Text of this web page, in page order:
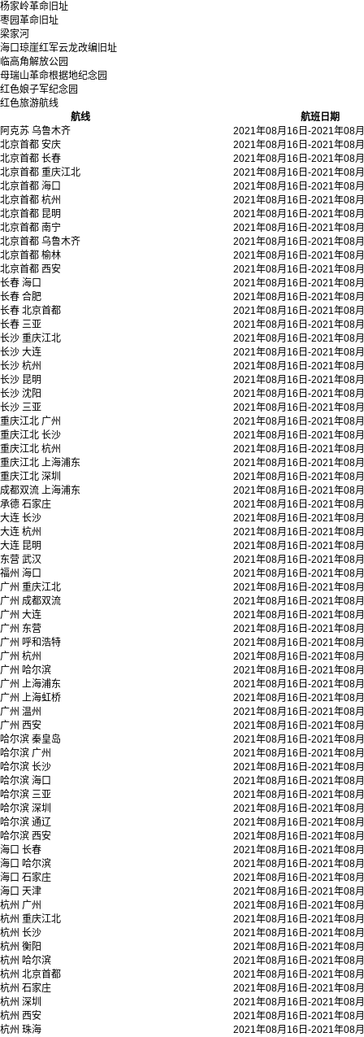
杨家岭革命旧址
枣园革命旧址
梁家河
海口琼崖红军云龙改编旧址
临高角解放公园
母瑞山革命根据地纪念园
红色娘子军纪念园
红色旅游航线
航线
航班日期
阿克苏 乌鲁木齐
2021年08月16日-2021年08
北京首都 安庆
2021年08月16日-2021年08
北京首都 长春
2021年08月16日-2021年08
北京首都 重庆江北
2021年08月16日-2021年08
北京首都 海口
2021年08月16日-2021年08
北京首都 杭州
2021年08月16日-2021年08
北京首都 昆明
2021年08月16日-2021年08
北京首都 南宁
2021年08月16日-2021年08
北京首都 乌鲁木齐
2021年08月16日-2021年08
北京首都 榆林
2021年08月16日-2021年08
北京首都 西安
2021年08月16日-2021年08
长春 海口
2021年08月16日-2021年08
长春 合肥
2021年08月16日-2021年08
长春 北京首都
2021年08月16日-2021年08
长春 三亚
2021年08月16日-2021年08
长沙 重庆江北
2021年08月16日-2021年08
长沙 大连
2021年08月16日-2021年08
长沙 杭州
2021年08月16日-2021年08
长沙 昆明
2021年08月16日-2021年08
长沙 沈阳
2021年08月16日-2021年08
长沙 三亚
2021年08月16日-2021年08
重庆江北 广州
2021年08月16日-2021年08
重庆江北 长沙
2021年08月16日-2021年08
重庆江北 杭州
2021年08月16日-2021年08
重庆江北 上海浦东
2021年08月16日-2021年08
重庆江北 深圳
2021年08月16日-2021年08
成都双流 上海浦东
2021年08月16日-2021年08
承德 石家庄
2021年08月16日-2021年08
大连 长沙
2021年08月16日-2021年08
大连 杭州
2021年08月16日-2021年08
大连 昆明
2021年08月16日-2021年08
东营 武汉
2021年08月16日-2021年08
福州 海口
2021年08月16日-2021年08
广州 重庆江北
2021年08月16日-2021年08
广州 成都双流
2021年08月16日-2021年08
广州 大连
2021年08月16日-2021年08
广州 东营
2021年08月16日-2021年08
广州 呼和浩特
2021年08月16日-2021年08
广州 杭州
2021年08月16日-2021年08
广州 哈尔滨
2021年08月16日-2021年08
广州 上海浦东
2021年08月16日-2021年08
广州 上海虹桥
2021年08月16日-2021年08
广州 温州
2021年08月16日-2021年08
广州 西安
2021年08月16日-2021年08
哈尔滨 秦皇岛
2021年08月16日-2021年08
哈尔滨 广州
2021年08月16日-2021年08
哈尔滨 长沙
2021年08月16日-2021年08
哈尔滨 海口
2021年08月16日-2021年08
哈尔滨 三亚
2021年08月16日-2021年08
哈尔滨 深圳
2021年08月16日-2021年08
哈尔滨 通辽
2021年08月16日-2021年08
哈尔滨 西安
2021年08月16日-2021年08
海口 长春
2021年08月16日-2021年08
海口 哈尔滨
2021年08月16日-2021年08
海口 石家庄
2021年08月16日-2021年08
海口 天津
2021年08月16日-2021年08
杭州 广州
2021年08月16日-2021年08
杭州 重庆江北
2021年08月16日-2021年08
杭州 长沙
2021年08月16日-2021年08
杭州 衡阳
2021年08月16日-2021年08
杭州 哈尔滨
2021年08月16日-2021年08
杭州 北京首都
2021年08月16日-2021年08
杭州 石家庄
2021年08月16日-2021年08
杭州 深圳
2021年08月16日-2021年08
杭州 西安
2021年08月16日-2021年08
杭州 珠海
2021年08月16日-2021年08